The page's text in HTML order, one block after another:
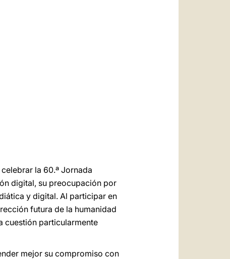
la 60.ª Jornada
digital, su preocupación por
y digital. Al participar en
futura de la humanidad
cuestión particularmente
mejor su compromiso con